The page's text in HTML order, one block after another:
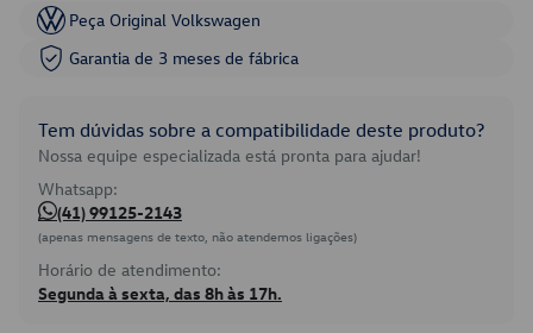
Peça Original Volkswagen
Garantia de 3 meses de fábrica
Tem dúvidas sobre a compatibilidade deste produto?
Nossa equipe especializada está pronta para ajudar!
Whatsapp:
(41) 99125-2143
(apenas mensagens de texto, não atendemos ligações)
Horário de atendimento:
Segunda à sexta, das 8h às 17h.